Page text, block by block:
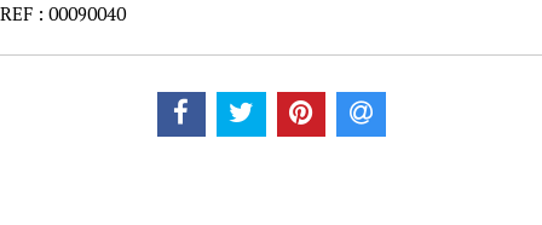
REF : 00090040